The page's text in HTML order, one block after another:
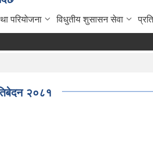
परियोजना विधुतीय शुसासन सेवा
२०८१